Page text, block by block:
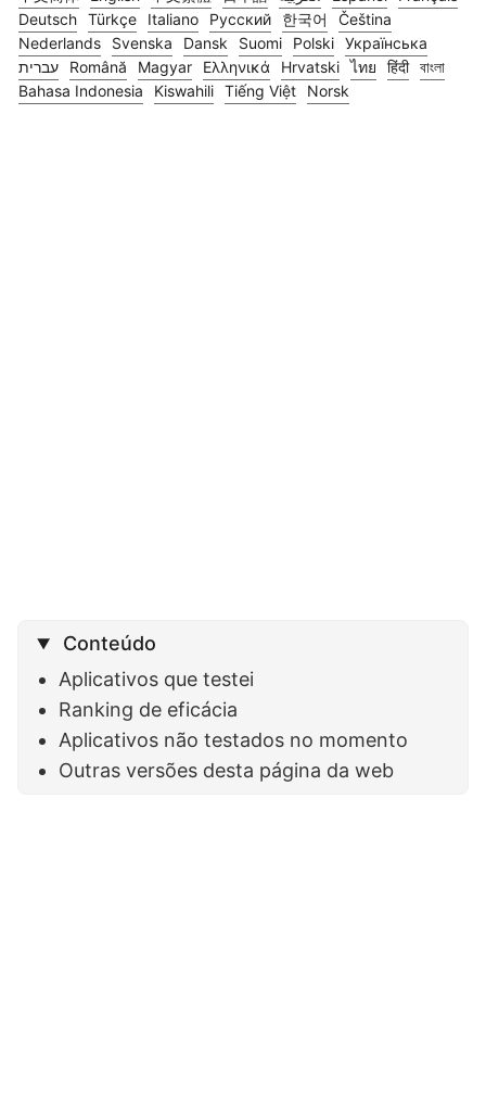
Deutsch Türkçe Italiano Русский 한국어
Čeština
Nederlands
Svenska Dansk Suomi Polski Українська
עברית
Română Magyar Ελληνικά Hrvatski ไทย हिंदी বাংলা
Bahasa Indonesia
Kiswahili Tiếng Việt Norsk
Conteúdo
Aplicativos que testei
Ranking de eficácia
Aplicativos não testados no momento
Outras versões desta página da web